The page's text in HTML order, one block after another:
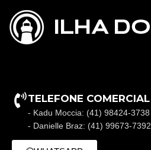
TELEFONE COMERCIAL
- Kadu Moccia: (41) 98424-3738
- Danielle Braz: (41) 99673-7392